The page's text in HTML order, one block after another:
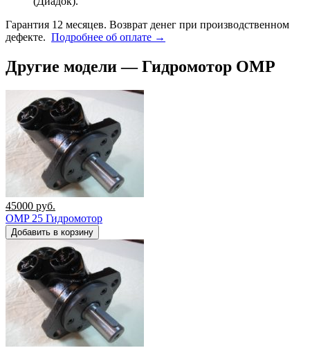
Гарантия 12 месяцев. Возврат денег при производственном
дефекте. Подробнее об оплате →
Другие модели — Гидромотор OMP
45000 руб.
OMP 25 Гидромотор
Добавить в корзину